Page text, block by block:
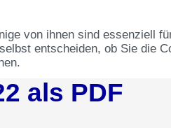
als PDF
von ihnen sind essenziell
entscheiden, ob Sie die